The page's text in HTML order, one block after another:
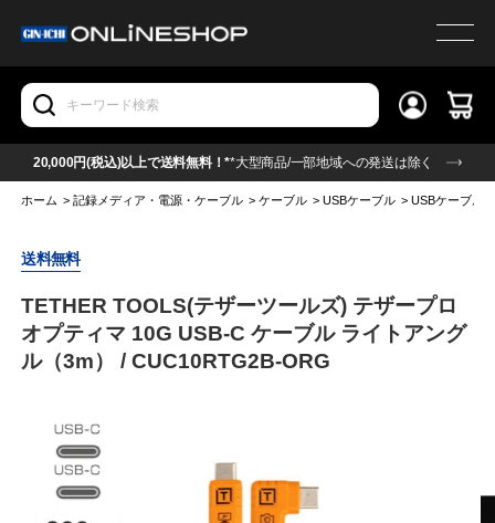
20,000円(税込)以上で送料無料！**大型商品/一部地域への発送は除く
ホーム >記録メディア・電源・ケーブル >ケーブル >USBケーブル >USBケーブル
送料無料
TETHER TOOLS(テザーツールズ) テザープロ
オプティマ 10G USB-C ケーブル ライトアング
ル（3m） / CUC10RTG2B-ORG